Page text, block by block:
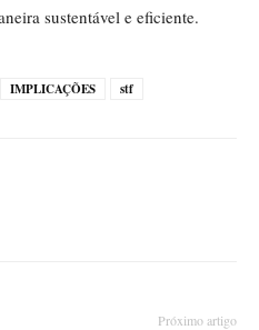
sustentável e eficiente.
IMPLICAÇÕES stf
Próximo artigo